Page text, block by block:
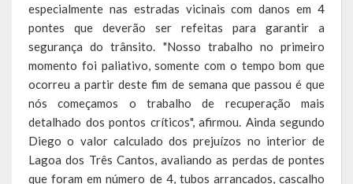
Desenvolvimento Econômico
Desenvolvimento Social
Educação, Cultura, Turismo, Desporto e Lazer
Obras, Serviços Urbanos e Trânsito
Saúde
especialmente nas estradas vicinais com danos em 4
pontes que deverão ser refeitas para garantir a
segurança do trânsito. "Nosso trabalho no primeiro
momento foi paliativo, somente com o tempo bom que
ocorreu a partir deste fim de semana que passou é que
nós começamos o trabalho de recuperação mais
detalhado dos pontos críticos", afirmou. Ainda segundo
Diego o valor calculado dos prejuízos no interior de
Lagoa dos Três Cantos, avaliando as perdas de pontes
que foram em número de 4, tubos arrancados, cascalho